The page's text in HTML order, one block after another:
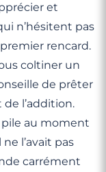
et
n’hésitent pas
rencard.
coltiner un
de prêter
l’addition.
au moment
l’avait pas
carrément